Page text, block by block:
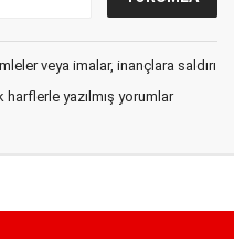
veya imalar, inançlara saldırı
yazılmış yorumlar